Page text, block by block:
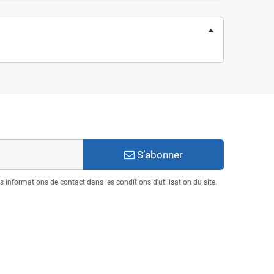
S’abonner
informations de contact dans les conditions d'utilisation du site.